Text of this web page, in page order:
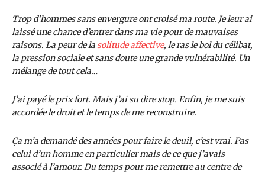
Trop d’hommes sans envergure ont croisé ma route. Je leur ai
laissé une chance d’entrer dans ma vie pour de mauvaises
raisons. La peur de lasolitude affective, le ras le bol du célibat,
la pression sociale et sans doute une grande vulnérabilité. Un
mélange de tout cela…
J’ai payé le prix fort. Mais j’ai su dire stop. Enfin, je me suis
accordée le droit et le temps de me reconstruire.
Ça m’a demandé des années pour faire le deuil, c’est vrai. Pas
celui d’un homme en particulier mais de ce que j’avais
associé à l’amour. Du temps pour me remettre au centre de